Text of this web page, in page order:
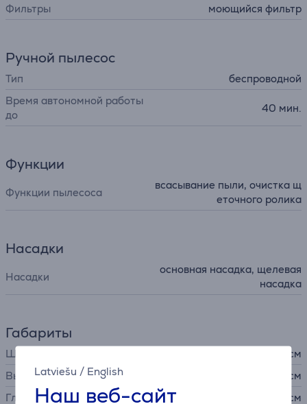
Latviešu / English
Наш веб-сайт
Фильтры моющийся фильтр
Ручной пылесос
Тип
беспроводной
Время автономной работы
до
40 мин.
Функции
Функции пылесоса
всасывание пыли, очистка щ
еточного ролика
Насадки
Насадки
основная насадка, щелевая
насадка
Габариты
Ширина
26,4 см
Высота
109,2 см
Глубина
35,3 см